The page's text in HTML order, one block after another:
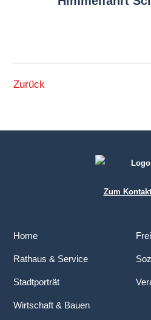
Zurück
Zum
Home
Rathaus & Service
Stadtporträt
Wirtschaft & Bauen